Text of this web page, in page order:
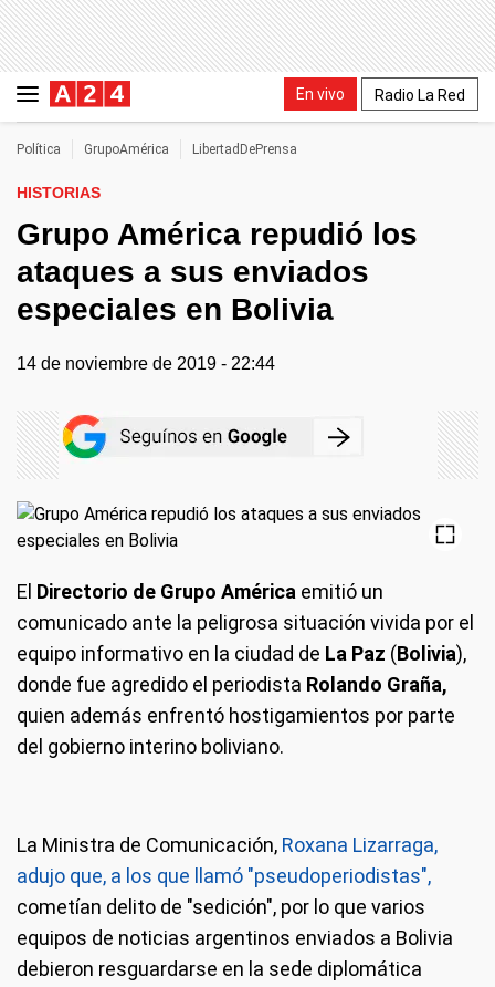
En vivo Radio La Red
Política GrupoAmérica LibertadDePrensa
HISTORIAS
Grupo América repudió los
ataques a sus enviados
especiales en Bolivia
14 de noviembre de 2019 - 22:44
El Directorio de Grupo América emitió un
comunicado ante la peligrosa situación vivida por el
equipo informativo en la ciudad de La Paz (Bolivia),
donde fue agredido el periodista Rolando Graña,
quien además enfrentó hostigamientos por parte
del gobierno interino boliviano.
La Ministra de Comunicación, Roxana Lizarraga,
adujo que, a los que llamó "pseudoperiodistas",
cometían delito de "sedición", por lo que varios
equipos de noticias argentinos enviados a Bolivia
debieron resguardarse en la sede diplomática